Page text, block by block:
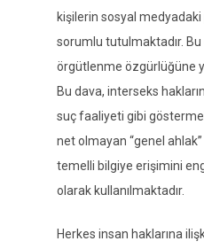
kişilerin sosyal medyadaki
sorumlu tutulmaktadır.
örgütlenme özgürlüğüne
Bu dava, interseks
suç faaliyeti gibi
net olmayan “genel ahlak”
temelli bilgiye erişimini
olarak kullanılmaktadır.
Herkes insan haklarına